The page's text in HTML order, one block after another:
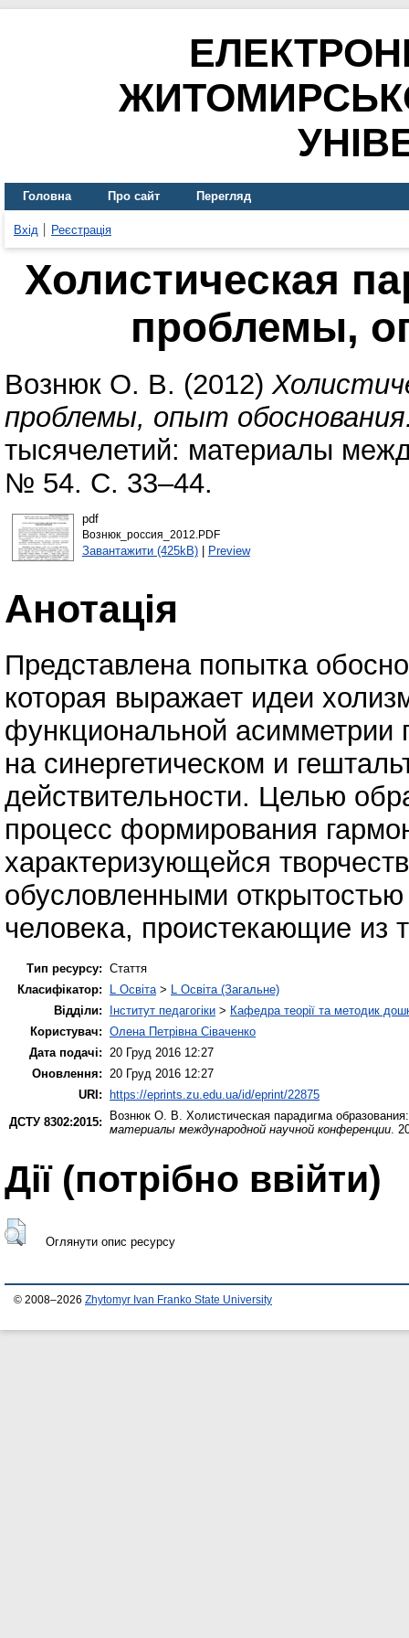
Головна Про сайт Перегляд
Вхід Реєстрація
Холистическая
проблемы,
Вознюк О. В. (2012)
проблемы, опыт
тысячелетий: материалы
№ 54. С. 33–44.
pdf
Вознюк_россия_2012.PDF
Завантажити (425kB)| Preview
Анотація
Представлена попытка
которая выражает идеи
функциональной асимметрии
на синергетическом и
действительности. Целью
процесс формирования
характеризующейся
обусловленными
человека, проистекающие из
Тип ресурсу: Стаття
Класифікатор:
L Освіта > L Освіта (Загальне)
Відділи:
Інститут педагогіки > Кафедра теорії та методик
Користувач: Олена Петрівна Сіваченко
Дата подачі:
20 Груд 2016 12:27
Оновлення:
20 Груд 2016 12:27
URI: https://eprints.zu.edu.ua/id/eprint/22875
ДСТУ 8302:2015:
Вознюк О. В. Холистическая парадигма
материалы международной научной конференции .
Дії ​​(потрібно ввійти)
Оглянути опис ресурсу
© 2008–2026 Zhytomyr Ivan Franko State University